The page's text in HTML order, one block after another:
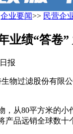
企业要闻>> 民营企
业绩“答卷
报
物过滤股份有限
，从80平方米的
产品远销全球数十